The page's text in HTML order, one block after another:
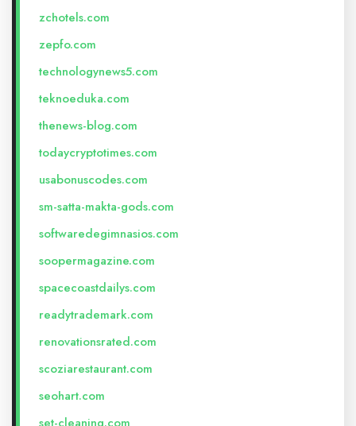
zchotels.com
zepfo.com
technologynews5.com
teknoeduka.com
thenews-blog.com
todaycryptotimes.com
usabonuscodes.com
sm-satta-makta-gods.com
softwaredegimnasios.com
soopermagazine.com
spacecoastdailys.com
readytrademark.com
renovationsrated.com
scoziarestaurant.com
seohart.com